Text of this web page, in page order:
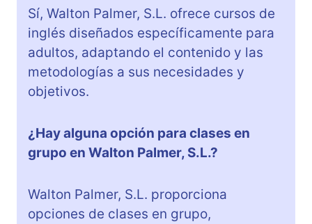
Sí, Walton Palmer, S.L. ofrece cursos de
inglés diseñados específicamente para
adultos, adaptando el contenido y las
metodologías a sus necesidades y
objetivos.
¿Hay alguna opción para clases en
grupo en Walton Palmer, S.L.?
Walton Palmer, S.L. proporciona
opciones de clases en grupo,